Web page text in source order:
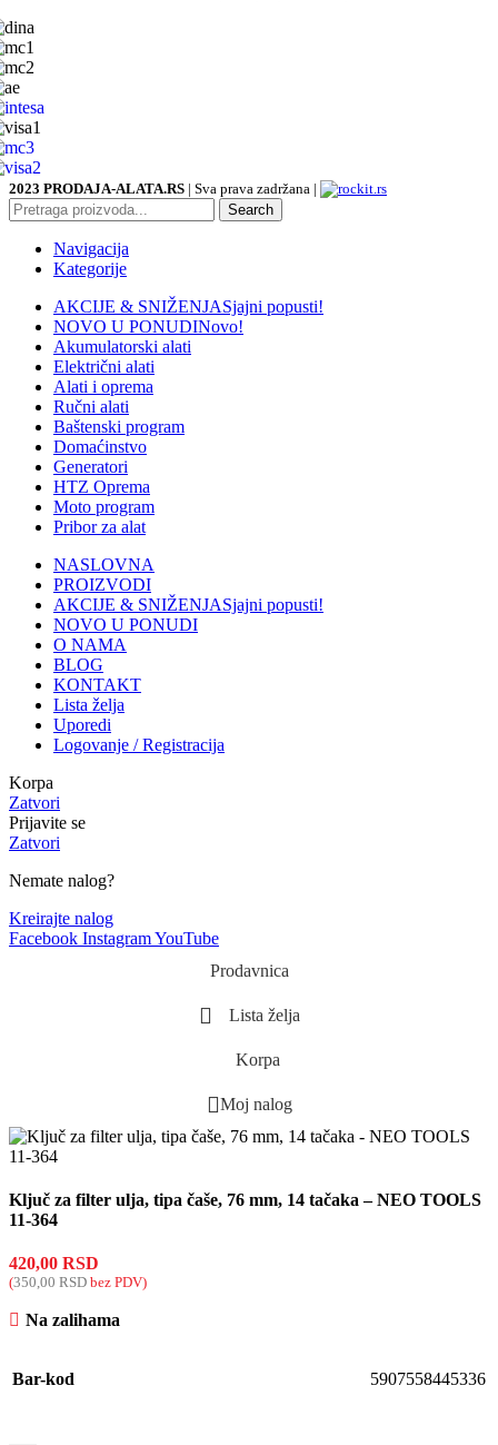
2023 PRODAJA-ALATA.RS | Sva prava zadržana |
Search
Navigacija
Kategorije
AKCIJE & SNIŽENJASjajni popusti!
NOVO U PONUDINovo!
Akumulatorski alati
Električni alati
Alati i oprema
Ručni alati
Baštenski program
Domaćinstvo
Generatori
HTZ Oprema
Moto program
Pribor za alat
NASLOVNA
PROIZVODI
AKCIJE & SNIŽENJASjajni popusti!
NOVO U PONUDI
O NAMA
BLOG
KONTAKT
Lista želja
Uporedi
Logovanje / Registracija
Korpa
Zatvori
Prijavite se
Zatvori
Nemate nalog?
Kreirajte nalog
Facebook InstagramYouTube
Prodavnica
Lista želja
Korpa
Moj nalog
Ključ za filter ulja, tipa čaše, 76 mm, 14 tačaka – NEO TOOLS
11-364
420,00 RSD
(350,00 RSD bez PDV)
Na zalihama
Bar-kod 5907558445336